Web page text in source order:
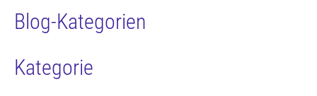
Blog-Kategorien
Kategorie